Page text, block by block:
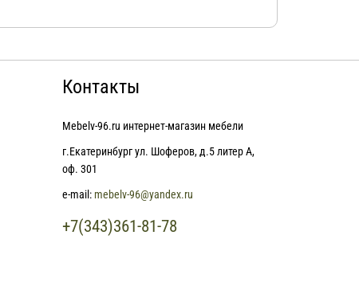
Контакты
Mebelv-96.ru интернет-магазин мебели
г.Екатеринбург ул. Шоферов, д.5 литер А,
оф. 301
e-mail: mebelv-96@yandex.ru
+7(343)361-81-78